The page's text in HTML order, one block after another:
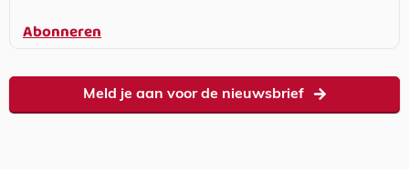
Abonneren
Meld je aan voor de nieuwsbrief